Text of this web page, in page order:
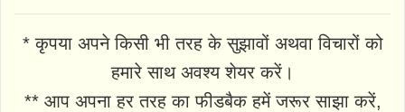
* कृपया अपने किसी भी तरह के सुझावों अथवा विचारों को
हमारे साथ अवश्य शेयर करें।
** आप अपना हर तरह का फीडबैक हमें जरूर साझा करें,